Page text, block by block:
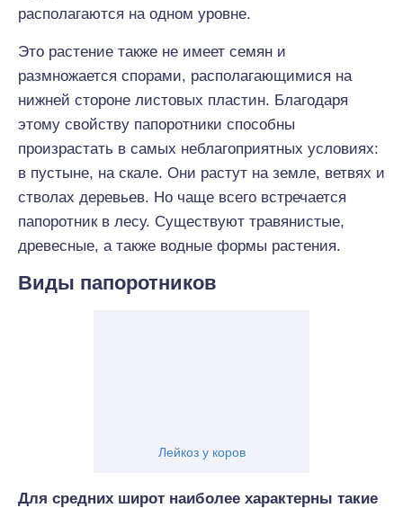
располагаются на одном уровне.
Это растение также не имеет семян и
размножается спорами, располагающимися на
нижней стороне листовых пластин. Благодаря
этому свойству папоротники способны
произрастать в самых неблагоприятных условиях:
в пустыне, на скале. Они растут на земле, ветвях и
стволах деревьев. Но чаще всего встречается
папоротник в лесу. Существуют травянистые,
древесные, а также водные формы растения.
Виды папоротников
Лейкоз у коров
Для средних широт наиболее характерны такие